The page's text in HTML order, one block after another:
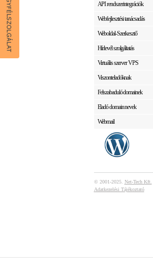
API rendszerintegrációk
Webfejlesztési tanácsadás
Weboldal-Szerkesztő
Hírlevél szolgáltatás
Virtuális szerver VPS
Viszonteladóknak
Felszabaduló domainek
Eladó domain nevek
Webmail
© 2001-2025. Net-Tech Kft.
Adatkezelési Tájékoztató